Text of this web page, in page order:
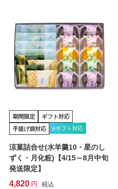
期間限定 ギフト対応
手提げ袋対応 eギフト対応
涼菓詰合せ(水羊羹10・星のし
ずく・月化粧)【4/15～8月中旬
発送限定】
4,820 税込